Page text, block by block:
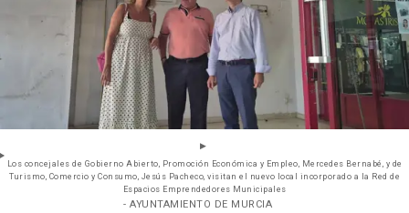
Los concejales de Gobierno Abierto, Promoción Económica y Empleo, Mercedes Bernabé, y de
Turismo, Comercio y Consumo, Jesús Pacheco, visitan el nuevo local incorporado a la Red de
Espacios Emprendedores Municipales
- AYUNTAMIENTO DE MURCIA